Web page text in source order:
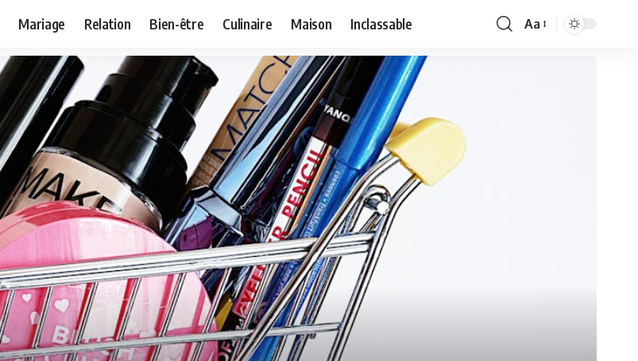
Mariage Relation Bien-être Culinaire Maison Inclassable
Font
Aa